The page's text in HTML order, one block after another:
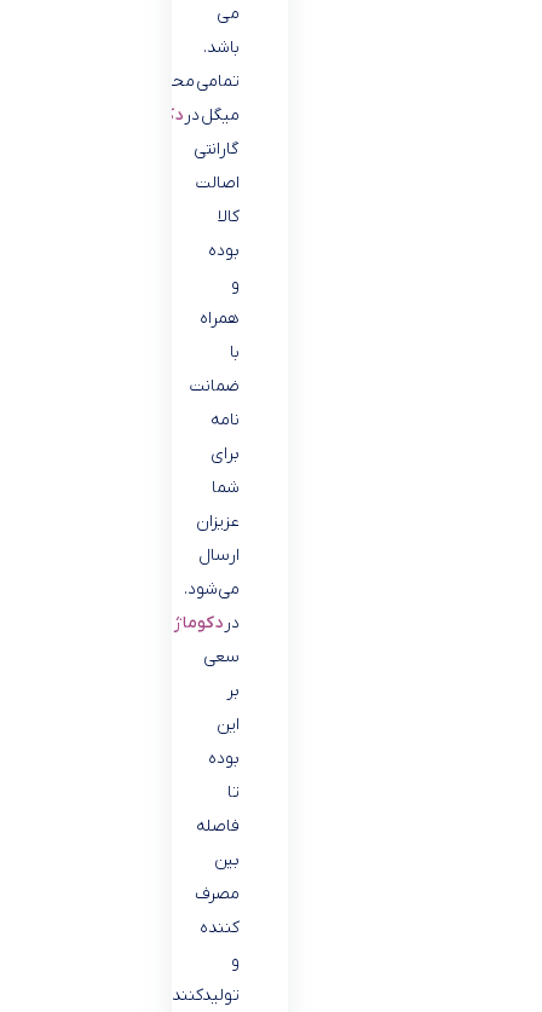
مى
باشد.
تمامی محصولات
میگل دردکوماژ
گارانتی
اصالت
کالا
بوده
و
همراه
با
ضمانت
نامه
برای
شما
عزیزان
ارسال
می‌شود.
دردکوماژ
سعی
بر
این
بوده
تا
فاصله
بین
مصرف
کننده
و
تولیدکننده